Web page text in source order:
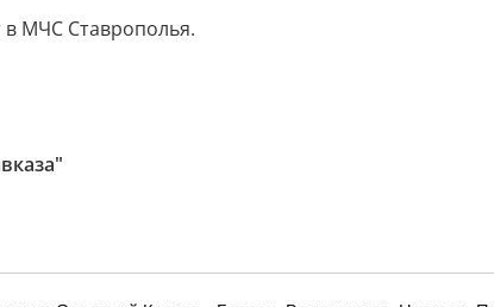
в МЧС Ставрополья.